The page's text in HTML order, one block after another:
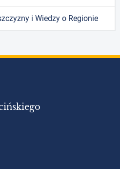
i Wiedzy o Regionie